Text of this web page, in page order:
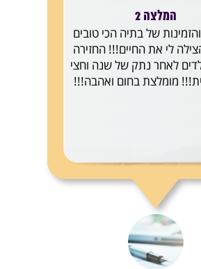
המלצה 2
של בתיה הכי טובים
לי את החיים!!! החזירה
לאחר נתק של שנה וחצי
מומלצת בחום ואהבה!!!